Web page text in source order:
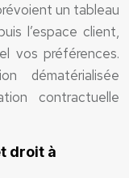
un tableau
l’espace client,
vos préférences.
dématérialisée
contractuelle
droit à